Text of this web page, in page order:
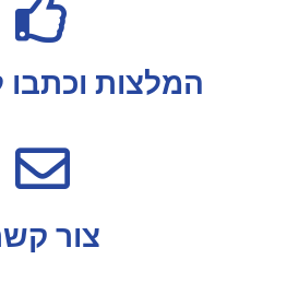
המלצות וכתבו
צור